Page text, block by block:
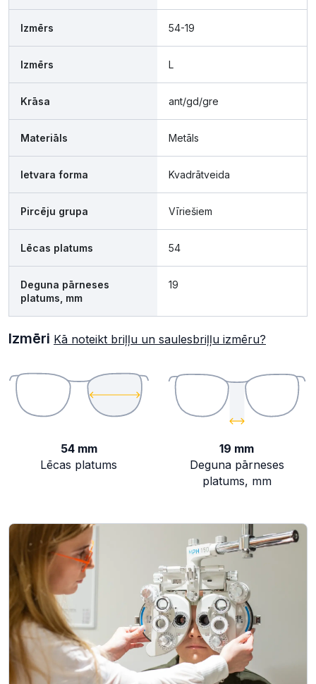
Izmērs 54-19
Izmērs L
Krāsa ant/gd/gre
Materiāls Metāls
Ietvara forma Kvadrātveida
Pircēju grupa Vīriešiem
Lēcas platums 54
Deguna pārneses
platums, mm
19
Izmēri Kā noteikt briļļu un saulesbriļļu izmēru?
54 mm
Lēcas platums
19 mm
Deguna pārneses
platums, mm